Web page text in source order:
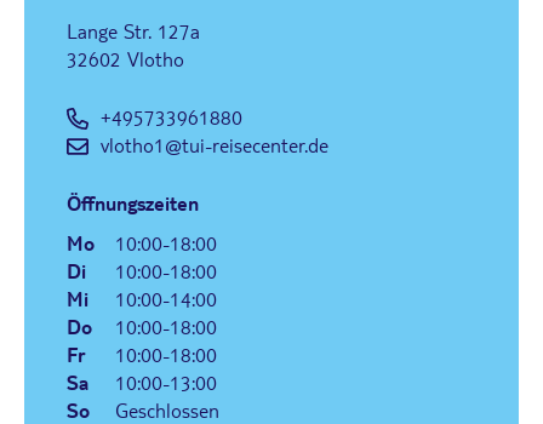
Lange Str. 127a
32602 Vlotho
+495733961880
vlotho1@tui-reisecenter.de
Öffnungszeiten
Mo
10:00-18:00
Di
10:00-18:00
Mi
10:00-14:00
Do
10:00-18:00
Fr
10:00-18:00
Sa
10:00-13:00
So
Geschlossen